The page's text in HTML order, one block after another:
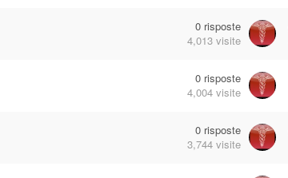
0 risposte
4,013 visite
0 risposte
4,004 visite
0 risposte
3,744 visite